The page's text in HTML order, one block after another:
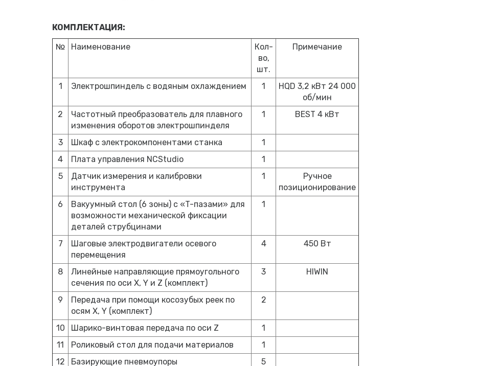
КОМПЛЕКТАЦИЯ:
№
Наименование
Кол-
во,
шт.
Примечание
1 Электрошпиндель с водяным охлаждением 1
HQD 3,2 кВт 24 000
об/мин
2
Частотный преобразователь для плавного
изменения оборотов электрошпинделя
1 BEST 4 кВт
3 Шкаф с электрокомпонентами станка
1
4
Плата управления NCStudio
1
5
Датчик измерения и калибровки
инструмента
1
Ручное
позиционирование
6
Вакуумный стол (6 зоны) с «T-пазами» для
возможности механической фиксации
деталей струбцинами
1
7
Шаговые электродвигатели осевого
перемещения
4 450 Вт
8
Линейные направляющие прямоугольного
сечения по оси X, Y и Z (комплект)
3 HIWIN
9
Передача при помощи косозубых реек по
осям X, Y (комплект)
2
10 Шарико-винтовая передача по оси Z
1
11
Роликовый стол для подачи материалов
1
12
Базирующие пневмоупоры
5